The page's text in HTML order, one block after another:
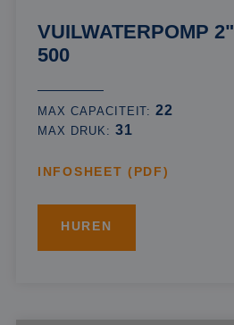
VUILWATERPOMP 2"
500
MAX CAPACITEIT:22
MAX DRUK: 31
INFOSHEET (PDF)
HUREN